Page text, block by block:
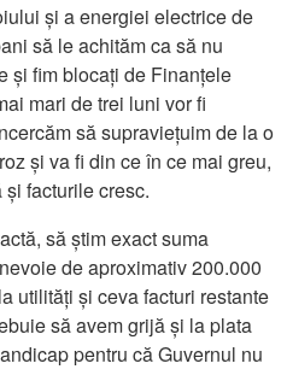
și a energiei electrice de
să le achităm ca să nu
și fim blocați de Finanțele
mari de trei luni vor fi
să supraviețuim de la o
și va fi din ce în ce mai greu,
facturile cresc.
să știm exact suma
de aproximativ 200.000
utilități și ceva facturi restante
să avem grijă și la plata
pentru că Guvernul nu